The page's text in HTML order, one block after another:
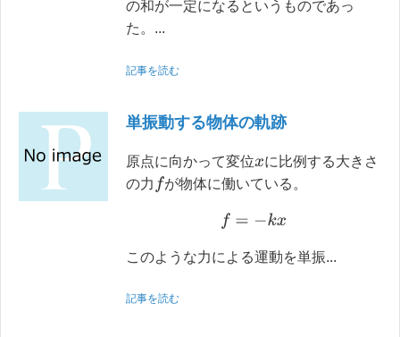
の和が一定になるというものであっ
た。...
記事を読む
単振動する物体の軌跡
原点に向かって変位x に比例する大きさ
の力 f が物体に働いている。
f= −kx
このような力による運動を単振...
記事を読む